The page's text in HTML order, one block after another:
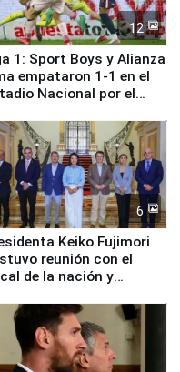
12
1: Sport Boys y Alianza
empataron 1-1 en el
Nacional por el
6
Keiko Fujimori
reunión con el
de la nación y